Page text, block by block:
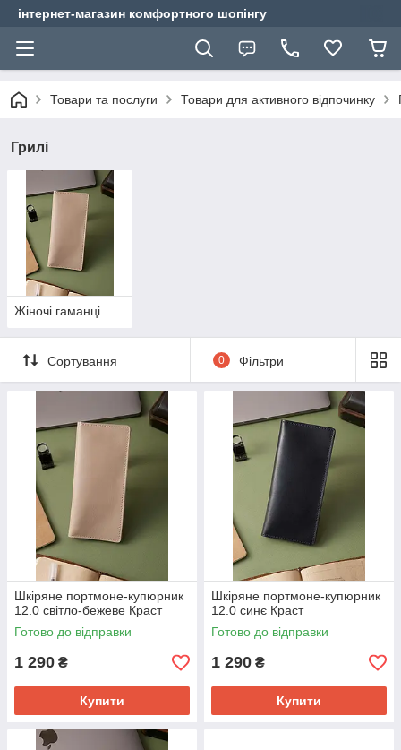
інтернет-магазин комфортного шопінгу
Товари та послуги Товари для активного відпочинку
Грилі
Жіночі гаманці
Сортування 0 Фільтри
Шкіряне портмоне-купюрник
12.0 світло-бежеве Краст
Готово до відправки
1 290 ₴
Купити
Шкіряне портмоне-купюрник
12.0 синє Краст
Готово до відправки
1 290 ₴
Купити